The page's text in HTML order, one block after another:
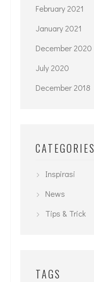
February 2021
January 2021
December 2020
July 2020
December 2018
CATEGORIES
Inspirasi
News
Tips & Trick
TAGS